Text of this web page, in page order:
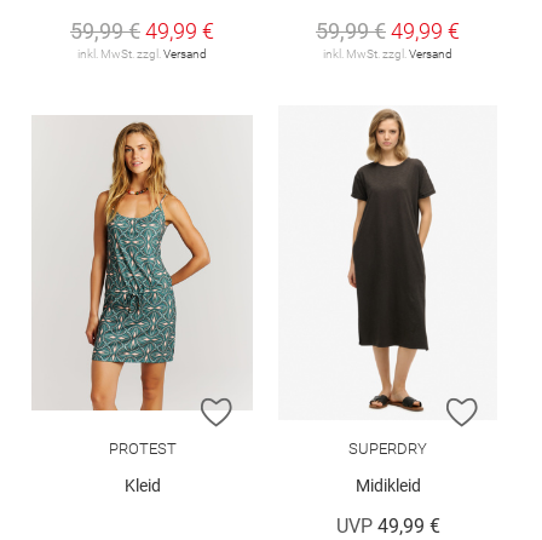
59,99 €49,99 €
inkl. MwSt. zzgl.Versand
59,99 €49,99 €
inkl. MwSt. zzgl.Versand
ZUR WUNSCHLISTE HINZUFÜGEN
PROTEST
Kleid
ZUR
SUPERDRY
Midikleid
UVP 49,99 €